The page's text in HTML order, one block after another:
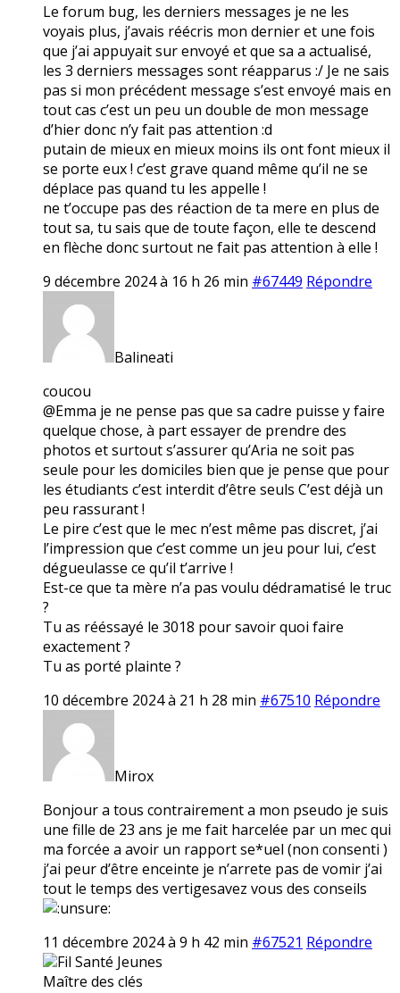
Le forum bug, les derniers messages je ne les
voyais plus, j’avais réécris mon dernier et une fois
que j’ai appuyait sur envoyé et que sa a actualisé,
les 3 derniers messages sont réapparus :/ Je ne sais
pas si mon précédent message s’est envoyé mais en
tout cas c’est un peu un double de mon message
d’hier donc n’y fait pas attention :d
putain de mieux en mieux moins ils ont font mieux il
se porte eux ! c’est grave quand même qu’il ne se
déplace pas quand tu les appelle !
ne t’occupe pas des réaction de ta mere en plus de
tout sa, tu sais que de toute façon, elle te descend
en flèche donc surtout ne fait pas attention à elle !
9 décembre 2024 à 16 h 26 min #67449 Répondre
Balineati
coucou
@Emma je ne pense pas que sa cadre puisse y faire
quelque chose, à part essayer de prendre des
photos et surtout s’assurer qu’Aria ne soit pas
seule pour les domiciles bien que je pense que pour
les étudiants c’est interdit d’être seuls C’est déjà un
peu rassurant !
Le pire c’est que le mec n’est même pas discret, j’ai
l’impression que c’est comme un jeu pour lui, c’est
dégueulasse ce qu’il t’arrive !
Est-ce que ta mère n’a pas voulu dédramatisé le truc
?
Tu as rééssayé le 3018 pour savoir quoi faire
exactement ?
Tu as porté plainte ?
10 décembre 2024 à 21 h 28 min #67510 Répondre
Mirox
Bonjour a tous contrairement a mon pseudo je suis
une fille de 23 ans je me fait harcelée par un mec qui
ma forcée a avoir un rapport se*uel (non consenti )
j’ai peur d’être enceinte je n’arrete pas de vomir j’ai
tout le temps des vertigesavez vous des conseils
11 décembre 2024 à 9 h 42 min #67521 Répondre
Fil Santé Jeunes
Maître des clés